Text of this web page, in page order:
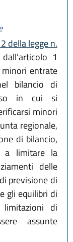
della legge n.
1
minori entrate
bilancio di
in cui si
minori
regionale,
di bilancio,
a limitare la
delle
previsione di
gli equilibri di
di
assunte